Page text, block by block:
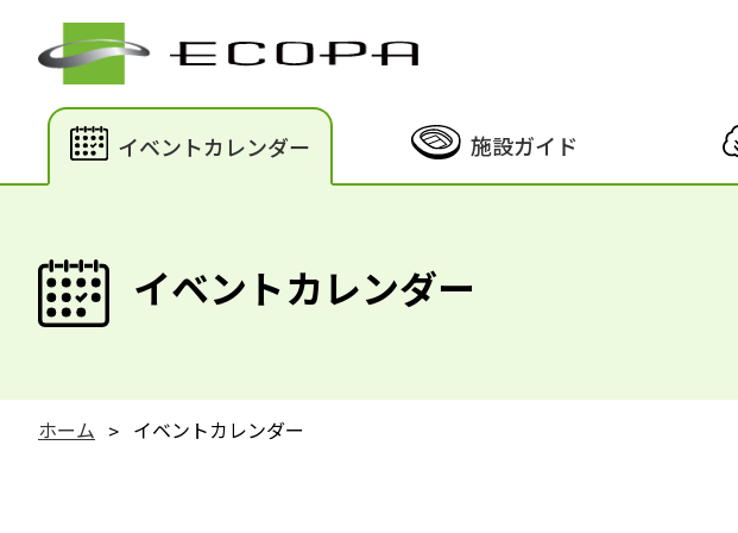
イベントカレンダー 施設ガイド
イベントカレンダー
ホーム イベントカレンダー